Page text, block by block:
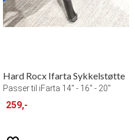
Hard Rocx Ifarta Sykkelstøtte
Passer til iFarta 14" - 16" - 20"
259,-